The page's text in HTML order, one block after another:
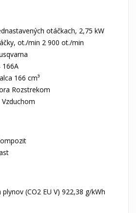
otáčkach, 2,75 kW
ot./min 2 900 ot./min
166A
166 cm³
Rozstrekom
(CO2 EU V) 922,38 g/kWh